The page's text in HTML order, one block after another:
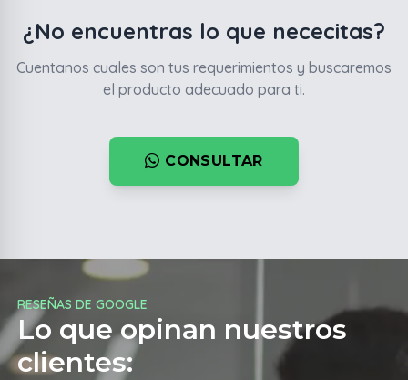
¿No encuentras lo que nececitas?
Cuentanos cuales son tus requerimientos y buscaremos
el producto adecuado para ti.
CONSULTAR
RESEÑAS DE GOOGLE
Lo que opinan nuestros
clientes: